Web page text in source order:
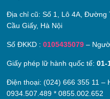
Địa chỉ cũ:Số 1, Lô 4A, Đường
Cầu Giấy, Hà Nội
Số ĐKKD :0105435079 –
Giấy phép lữ hành quốc tế:01-
Điện thoại: (024) 666 355 11 –
0934.507.489 *0855.002.652